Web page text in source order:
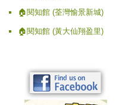
🏠閱知館 (荃灣愉景新城)
🏠閱知館 (黃大仙翔盈里)